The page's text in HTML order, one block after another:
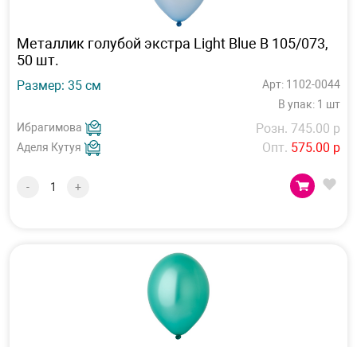
Металлик голубой экстра Light Blue В 105/073,
50 шт.
Размер: 35 см
Арт: 1102-0044
В упак: 1 шт
Ибрагимова
Аделя Кутуя
Розн. 745.00 р
Опт. 575.00 р
- +